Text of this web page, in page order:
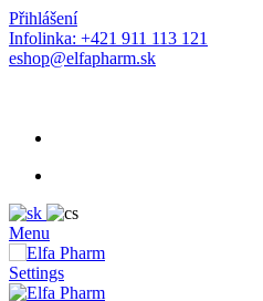
Přihlášení
Infolinka: +421 911 113 121
eshop@elfapharm.sk
Menu
Settings